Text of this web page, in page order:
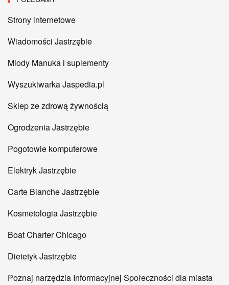
Strony internetowe
Wiadomości Jastrzębie
Miody Manuka i suplementy
Wyszukiwarka Jaspedia.pl
Sklep ze zdrową żywnością
Ogrodzenia Jastrzębie
Pogotowie komputerowe
Elektryk Jastrzębie
Carte Blanche Jastrzębie
Kosmetologia Jastrzębie
Boat Charter Chicago
Dietetyk Jastrzębie
Poznaj narzędzia Informacyjnej Społeczności dla miasta